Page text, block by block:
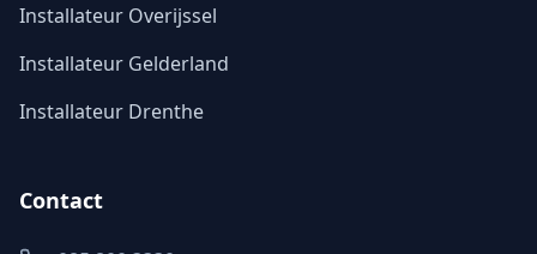
Installateur Overijssel
Installateur Gelderland
Installateur Drenthe
Contact